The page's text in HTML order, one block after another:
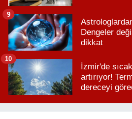
Dengeler
dikkat
9
İzmir'de
artırıyor!
dereceyi
10